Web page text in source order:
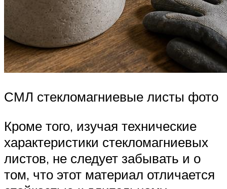
СМЛ стекломагниевые листы фото
Кроме того, изучая технические
характеристики стекломагниевых
листов, не следует забывать и о
том, что этот материал отличается